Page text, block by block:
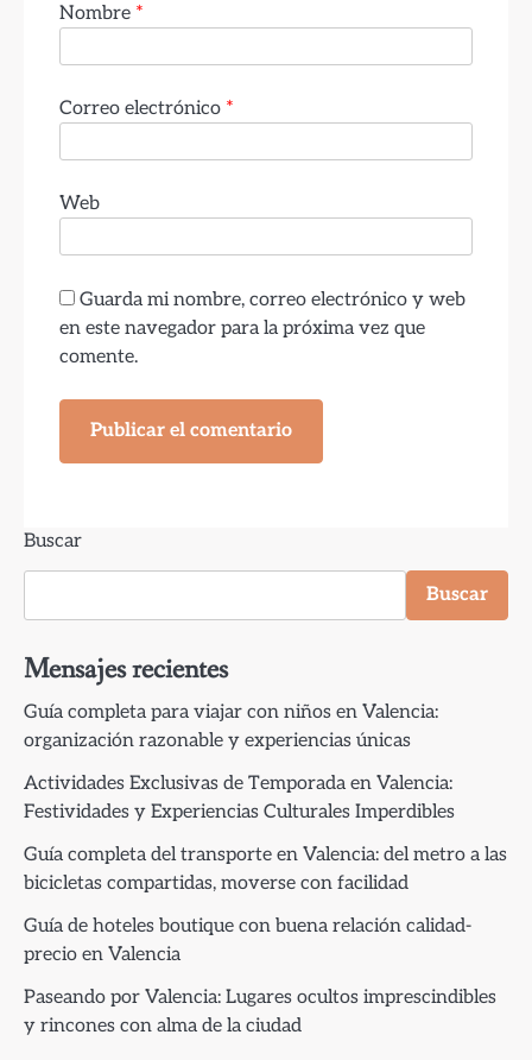
Nombre *
Correo electrónico *
Web
Guarda mi nombre, correo electrónico y web
en este navegador para la próxima vez que
comente.
Buscar
Buscar
Mensajes recientes
Guía completa para viajar con niños en Valencia:
organización razonable y experiencias únicas
Actividades Exclusivas de Temporada en Valencia:
Festividades y Experiencias Culturales Imperdibles
Guía completa del transporte en Valencia: del metro a las
bicicletas compartidas, moverse con facilidad
Guía de hoteles boutique con buena relación calidad-
precio en Valencia
Paseando por Valencia: Lugares ocultos imprescindibles
y rincones con alma de la ciudad